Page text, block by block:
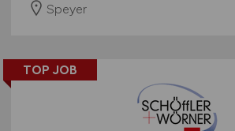
Speyer
TOP JOB